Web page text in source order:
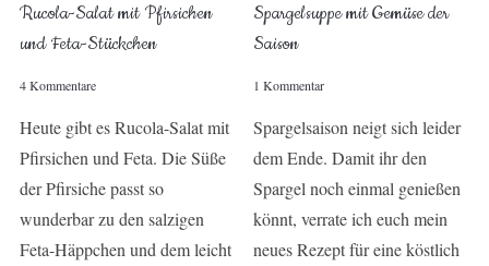
Rucola-Salat mit Pfirsichen
und Feta-Stückchen
4 Kommentare
Heute gibt es Rucola-Salat mit
Pfirsichen und Feta. Die Süße
der Pfirsiche passt so
wunderbar zu den salzigen
Feta-Häppchen und dem leicht
Spargelsuppe mit Gemüse der
Saison
1 Kommentar
Spargelsaison neigt sich leider
dem Ende. Damit ihr den
Spargel noch einmal genießen
könnt, verrate ich euch mein
neues Rezept für eine köstlich